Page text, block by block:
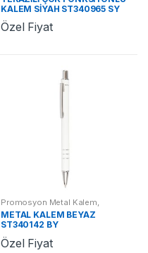
KALEM SİYAH ST340965 SY
Özel Fiyat
Promosyon Metal Kalem
Promosyon Kalemler
METAL KALEM BEYAZ
ST340142 BY
Özel Fiyat